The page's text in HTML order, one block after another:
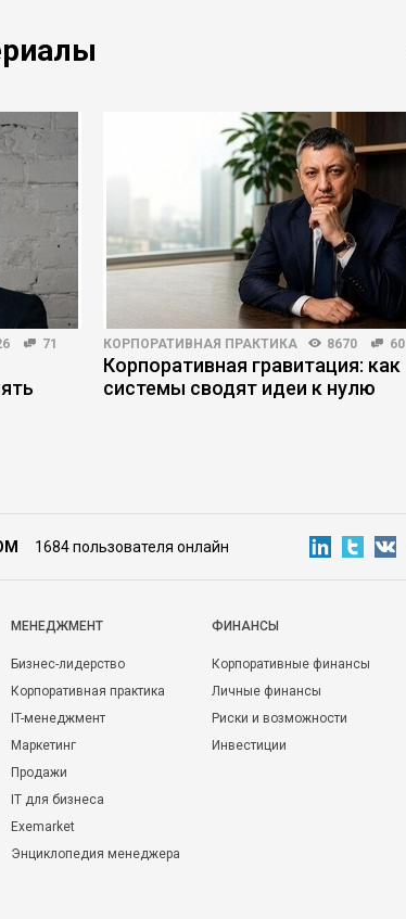
71 КОРПОРАТИВНАЯ ПРАКТИКА 8670 60
Корпоративная гравитация: как
системы сводят идеи к нулю
1684 пользователя онлайн
МЕНЕДЖМЕНТ
Бизнес-лидерство
Корпоративная практика
IT-менеджмент
Маркетинг
Продажи
IT для бизнеса
Exemarket
Энциклопедия менеджера
ФИНАНСЫ
Корпоративные финансы
Личные финансы
Риски и возможности
Инвестиции